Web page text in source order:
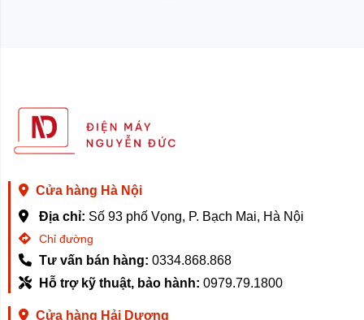
Cửa hàng Hà Nội
Địa chỉ: Số 93 phố Vọng, P. Bạch Mai, Hà Nội
Chỉ đường
Tư vấn bán hàng: 0334.868.868
Hỗ trợ kỹ thuật, bảo hành: 0979.79.1800
Cửa hàng Hải Dương